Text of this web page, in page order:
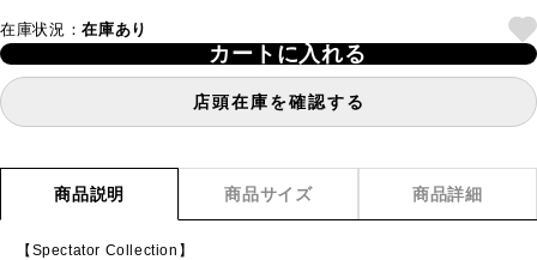
在庫状況：在庫あり
カートに入れる
店頭在庫を確認する
商品説明 商品サイズ 商品詳細
【Spectator Collection】